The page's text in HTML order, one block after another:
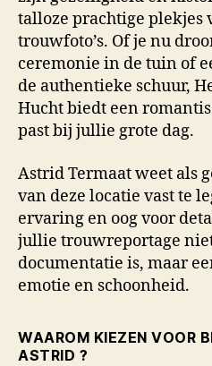
talloze prachtige plekjes
trouwfoto’s. Of je nu
ceremonie in de tuin of
de authentieke schuur,
Hucht biedt een
past bij jullie grote dag.
Astrid Termaat weet als
van deze locatie vast te
ervaring en oog voor
jullie trouwreportage
documentatie is, maar
emotie en schoonheid.
WAAROM KIEZEN VOOR
ASTRID ?